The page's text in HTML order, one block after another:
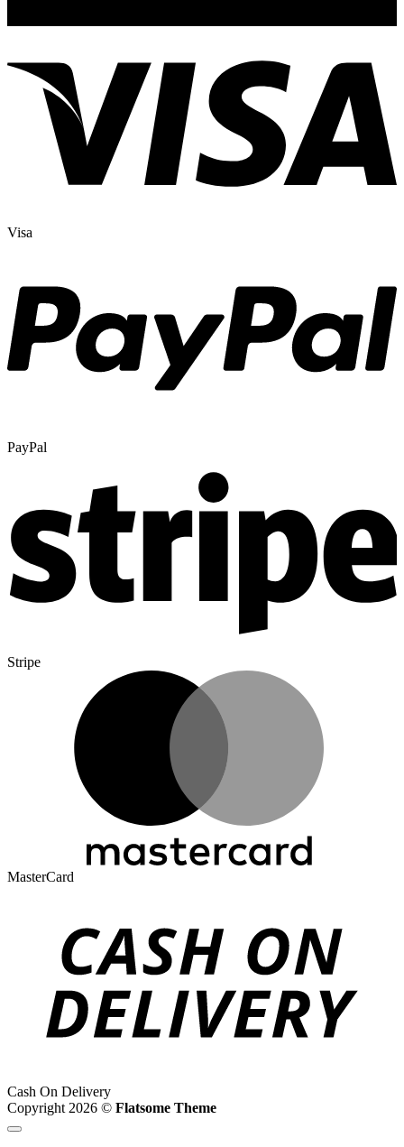
Visa
PayPal
Stripe
MasterCard
Cash On Delivery
Copyright 2026 © Flatsome Theme